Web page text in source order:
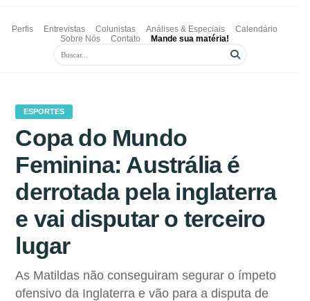
Perfis Entrevistas Colunistas Análises & Especiais
Calendário
Sobre Nós
Contato Mande sua matéria!
ESPORTES
Copa do Mundo
Feminina: Austrália é
derrotada pela inglaterra
e vai disputar o terceiro
lugar
As Matildas não conseguiram segurar o ímpeto
ofensivo da Inglaterra e vão para a disputa de